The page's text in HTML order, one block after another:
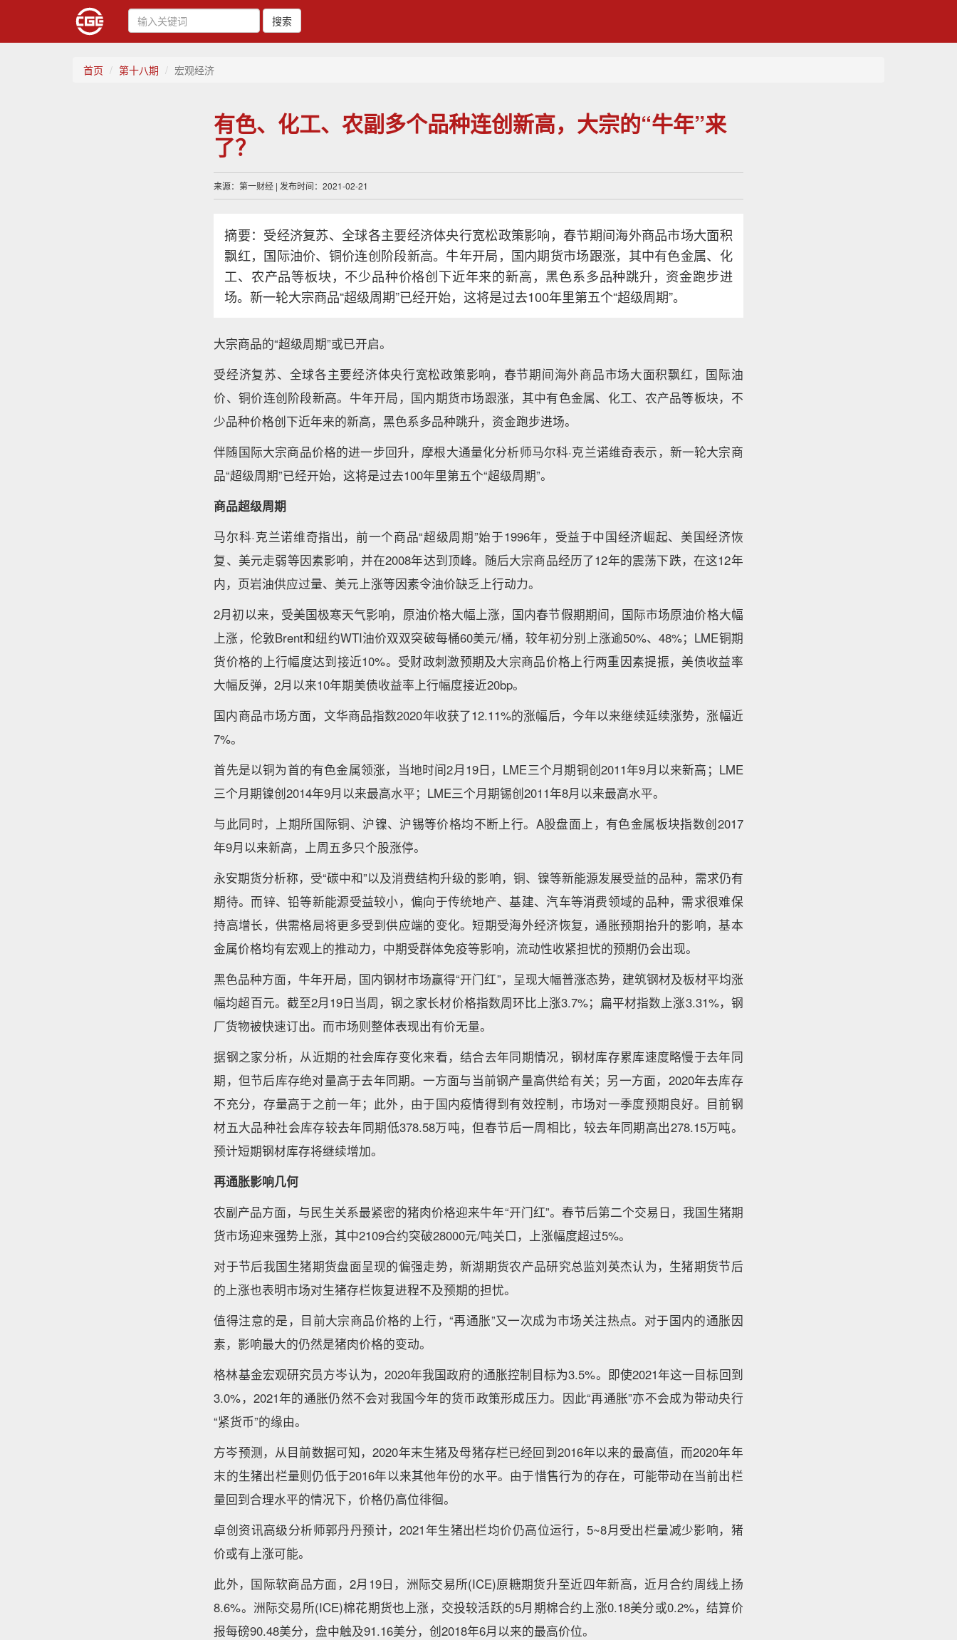
搜索
首页 第十八期 宏观经济
有色、化工、农副多个品种连创新高，大宗的“牛年”来
了？
来源：第一财经 | 发布时间：2021-02-21
摘要：受经济复苏、全球各主要经济体央行宽松政策影响，春节期间海外商品市场大面积
飘红，国际油价、铜价连创阶段新高。牛年开局，国内期货市场跟涨，其中有色金属、化
工、农产品等板块，不少品种价格创下近年来的新高，黑色系多品种跳升，资金跑步进
场。新一轮大宗商品“超级周期”已经开始，这将是过去100年里第五个“超级周期”。
大宗商品的“超级周期”或已开启。
受经济复苏、全球各主要经济体央行宽松政策影响，春节期间海外商品市场大面积飘红，国际油
价、铜价连创阶段新高。牛年开局，国内期货市场跟涨，其中有色金属、化工、农产品等板块，不
少品种价格创下近年来的新高，黑色系多品种跳升，资金跑步进场。
伴随国际大宗商品价格的进一步回升，摩根大通量化分析师马尔科·克兰诺维奇表示，新一轮大宗商
品“超级周期”已经开始，这将是过去100年里第五个“超级周期”。
商品超级周期
马尔科·克兰诺维奇指出，前一个商品“超级周期”始于1996年，受益于中国经济崛起、美国经济恢
复、美元走弱等因素影响，并在2008年达到顶峰。随后大宗商品经历了12年的震荡下跌，在这12年
内，页岩油供应过量、美元上涨等因素令油价缺乏上行动力。
2月初以来，受美国极寒天气影响，原油价格大幅上涨，国内春节假期期间，国际市场原油价格大幅
上涨，伦敦Brent和纽约WTI油价双双突破每桶60美元/桶，较年初分别上涨逾50%、48%；LME铜期
货价格的上行幅度达到接近10%。受财政刺激预期及大宗商品价格上行两重因素提振，美债收益率
大幅反弹，2月以来10年期美债收益率上行幅度接近20bp。
国内商品市场方面，文华商品指数2020年收获了12.11%的涨幅后，今年以来继续延续涨势，涨幅近
7%。
首先是以铜为首的有色金属领涨，当地时间2月19日，LME三个月期铜创2011年9月以来新高；LME
三个月期镍创2014年9月以来最高水平；LME三个月期锡创2011年8月以来最高水平。
与此同时，上期所国际铜、沪镍、沪锡等价格均不断上行。A股盘面上，有色金属板块指数创2017
年9月以来新高，上周五多只个股涨停。
永安期货分析称，受“碳中和”以及消费结构升级的影响，铜、镍等新能源发展受益的品种，需求仍有
期待。而锌、铅等新能源受益较小，偏向于传统地产、基建、汽车等消费领域的品种，需求很难保
持高增长，供需格局将更多受到供应端的变化。短期受海外经济恢复，通胀预期抬升的影响，基本
金属价格均有宏观上的推动力，中期受群体免疫等影响，流动性收紧担忧的预期仍会出现。
黑色品种方面，牛年开局，国内钢材市场赢得“开门红”，呈现大幅普涨态势，建筑钢材及板材平均涨
幅均超百元。截至2月19日当周，钢之家长材价格指数周环比上涨3.7%；扁平材指数上涨3.31%，钢
厂货物被快速订出。而市场则整体表现出有价无量。
据钢之家分析，从近期的社会库存变化来看，结合去年同期情况，钢材库存累库速度略慢于去年同
期，但节后库存绝对量高于去年同期。一方面与当前钢产量高供给有关；另一方面，2020年去库存
不充分，存量高于之前一年；此外，由于国内疫情得到有效控制，市场对一季度预期良好。目前钢
材五大品种社会库存较去年同期低378.58万吨，但春节后一周相比，较去年同期高出278.15万吨。
预计短期钢材库存将继续增加。
再通胀影响几何
农副产品方面，与民生关系最紧密的猪肉价格迎来牛年“开门红”。春节后第二个交易日，我国生猪期
货市场迎来强势上涨，其中2109合约突破28000元/吨关口，上涨幅度超过5%。
对于节后我国生猪期货盘面呈现的偏强走势，新湖期货农产品研究总监刘英杰认为，生猪期货节后
的上涨也表明市场对生猪存栏恢复进程不及预期的担忧。
值得注意的是，目前大宗商品价格的上行，“再通胀”又一次成为市场关注热点。对于国内的通胀因
素，影响最大的仍然是猪肉价格的变动。
格林基金宏观研究员方岑认为，2020年我国政府的通胀控制目标为3.5%。即使2021年这一目标回到
3.0%，2021年的通胀仍然不会对我国今年的货币政策形成压力。因此“再通胀”亦不会成为带动央行
“紧货币”的缘由。
方岑预测，从目前数据可知，2020年末生猪及母猪存栏已经回到2016年以来的最高值，而2020年年
末的生猪出栏量则仍低于2016年以来其他年份的水平。由于惜售行为的存在，可能带动在当前出栏
量回到合理水平的情况下，价格仍高位徘徊。
卓创资讯高级分析师郭丹丹预计，2021年生猪出栏均价仍高位运行，5~8月受出栏量减少影响，猪
价或有上涨可能。
此外，国际软商品方面，2月19日，洲际交易所(ICE)原糖期货升至近四年新高，近月合约周线上扬
8.6%。洲际交易所(ICE)棉花期货也上涨，交投较活跃的5月期棉合约上涨0.18美分或0.2%，结算价
报每磅90.48美分，盘中触及91.16美分，创2018年6月以来的最高价位。